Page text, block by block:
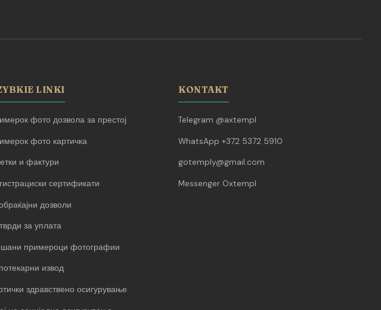
LINKI
фото дозвола за престој
фото картичка
и фактури
сертификати
дозволи
за уплата
примероци фотографии
извод
здравствено осигурување
KONTAKT
Telegram @axtempl
WhatsApp +372 5372 5910
gotemply@gmail.com
Messenger Oxtempl